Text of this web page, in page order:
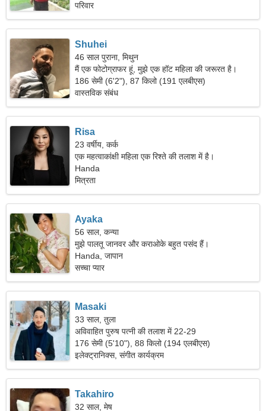
परिवार
Shuhei
46 साल पुराना, मिथुन
मैं एक फोटोग्राफर हूं, मुझे एक हॉट महिला की जरूरत है।
186 सेमी (6'2"), 87 किलो (191 एलबीएस)
वास्तविक संबंध
Risa
23 वर्षीय, कर्क
एक महत्वाकांक्षी महिला एक रिश्ते की तलाश में है।
Handa
मित्रता
Ayaka
56 साल, कन्या
मुझे पालतू जानवर और कराओके बहुत पसंद हैं।
Handa, जापान
सच्चा प्यार
Masaki
33 साल, तुला
अविवाहित पुरुष पत्नी की तलाश में 22-29
176 सेमी (5'10"), 88 किलो (194 एलबीएस)
इलेक्ट्रानिक्स, संगीत कार्यक्रम
Takahiro
32 साल, मेष